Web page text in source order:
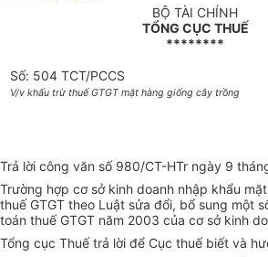
BỘ TÀI CHÍNH
TỔNG CỤC THUẾ
********
Số: 504 TCT/PCCS
V/v khấu trừ thuế GTGT mặt hàng giống cây trồng
Trả lời công văn số 980/CT-HTr ngày 9
Trường hợp cơ sở kinh doanh nhập khẩu
thuế GTGT theo Luật sửa đổi, bổ sung một
toán thuế GTGT năm 2003 của cơ sở kinh
Tổng cục Thuế trả lời để Cục thuế biết và